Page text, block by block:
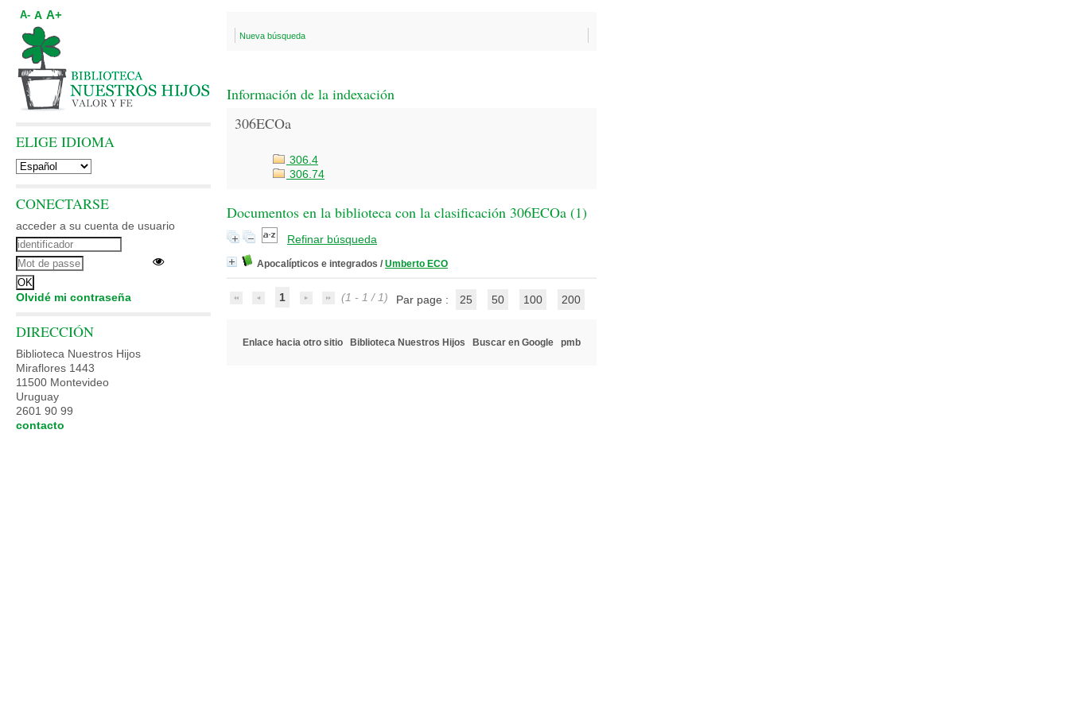
Nueva búsqueda
Información de la indexación
306ECOa
306.4
306.74
Documentos en la biblioteca con la clasificación 306ECOa (1)
Refinar búsqueda
Apocalípticos e integrados / Umberto ECO
1 (1 - 1 / 1) Par page : 25 50 100 200
Enlace hacia otro sitio Biblioteca Nuestros Hijos Buscar en Google pmb
A- A A+
ELIGE IDIOMA
CONECTARSE
acceder a su cuenta de usuario
Olvidé mi contraseña
DIRECCIÓN
Biblioteca Nuestros Hijos
Miraflores 1443
11500 Montevideo
Uruguay
2601 90 99
contacto